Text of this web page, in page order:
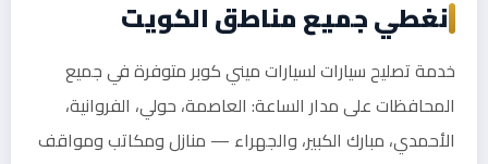
نغطي جميع مناطق الكويت
خدمة تصليح سيارات لسيارات ميني كوبر متوفرة في جميع
المحافظات على مدار الساعة: العاصمة، حولي، الفروانية،
الأحمدي، مبارك الكبير، والجهراء — منازل ومكاتب ومواقف